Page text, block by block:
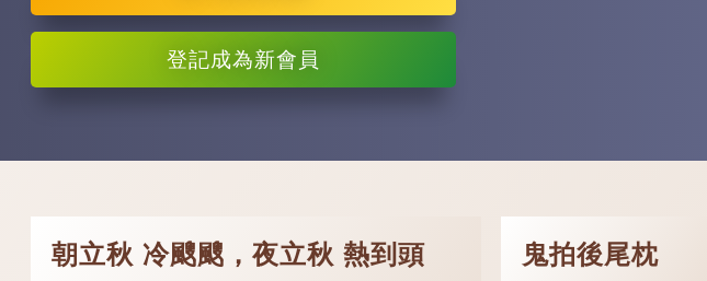
登記成為新會員
朝立秋 冷颼颼，夜立秋 熱到頭 鬼拍後尾枕